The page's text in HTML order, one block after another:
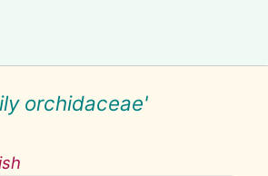
orchidaceae'